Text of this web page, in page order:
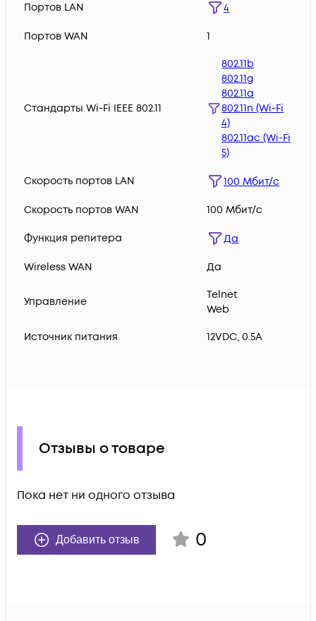
Портов LAN 4
Портов WAN 1
Стандарты Wi-Fi IEEE 802.11
802.11b
802.11g
802.11a
802.11n (Wi-Fi
4)
802.11ac (Wi-Fi
5)
Скорость портов LAN 100 Мбит/с
Скорость портов WAN 100 Мбит/с
Функция репитера Да
Wireless WAN Да
Управление
Telnet
Web
Источник питания 12VDC, 0.5A
Отзывы о товаре
Пока нет ни одного отзыва
Добавить отзыв 0